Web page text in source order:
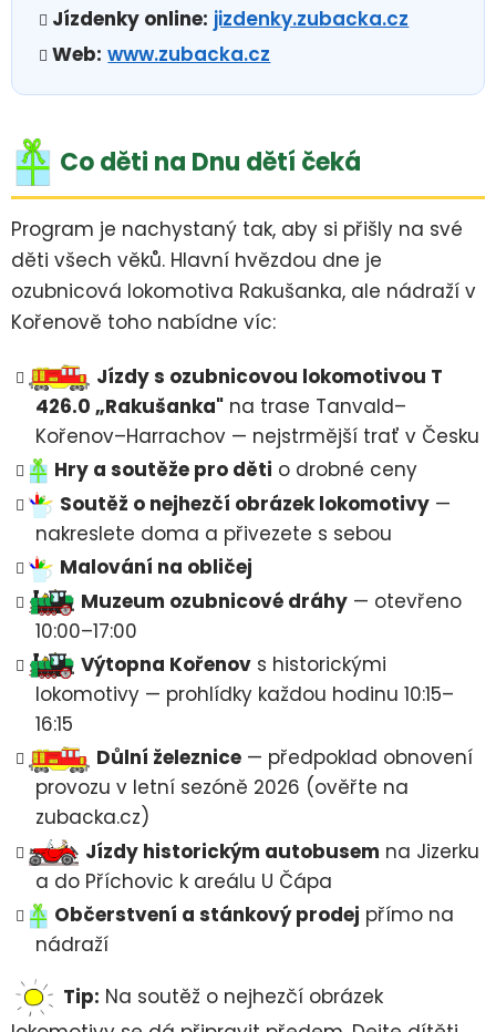
Jízdenky online: jizdenky.zubacka.cz
Web: www.zubacka.cz
Co děti na Dnu dětí čeká
Program je nachystaný tak, aby si přišly na své
děti všech věků. Hlavní hvězdou dne je
ozubnicová lokomotiva Rakušanka, ale nádraží v
Kořenově toho nabídne víc:
Jízdy s ozubnicovou lokomotivou T
426.0 „Rakušanka" na trase Tanvald–
Kořenov–Harrachov — nejstrmější trať v Česku
Hry a soutěže pro děti o drobné ceny
Soutěž o nejhezčí obrázek lokomotivy—
nakreslete doma a přivezete s sebou
Malování na obličej
Muzeum ozubnicové dráhy— otevřeno
10:00–17:00
Výtopna Kořenovs historickými
lokomotivy — prohlídky každou hodinu 10:15–
16:15
Důlní železnice— předpoklad obnovení
provozu v letní sezóně 2026 (ověřte na
zubacka.cz)
Jízdy historickým autobusem na Jizerku
a do Příchovic k areálu U Čápa
Občerstvení a stánkový prodej přímo na
nádraží
Tip: Na soutěž o nejhezčí obrázek